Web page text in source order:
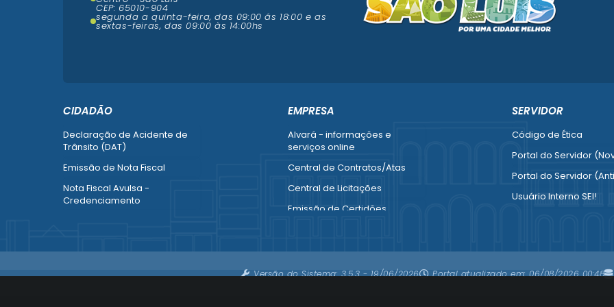
CIDADÃO
Declaração de Acidente de
Trânsito (DAT)
Emissão de Nota Fiscal
Nota Fiscal Avulsa -
Credenciamento
Ver mais serviços do Cidadão
EMPRESA
Alvará - informações e
serviços online
Central de Contratos/Atas
Central de Licitações
Emissão de Certidões
Empresa
SERVIDOR
Código de Ética
Portal do Servidor
Portal do Servidor
Usuário Interno SEI!
Manual de Gestão
CEP: 65010-904
segunda a quinta-feira, das 09:00 ás 18:00 e as
sextas-feiras, das 09:00 às 14:00hs
Versão do Sistema:3.5.3 - 19/06/2026 Portal atualizado em:06/08/2026 00:48